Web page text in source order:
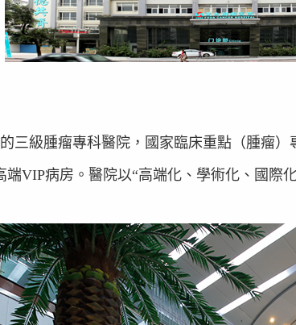
三級腫瘤專科醫院，國家臨床重點（腫瘤）
端VIP病房。醫院以“高端化、學術化、國際